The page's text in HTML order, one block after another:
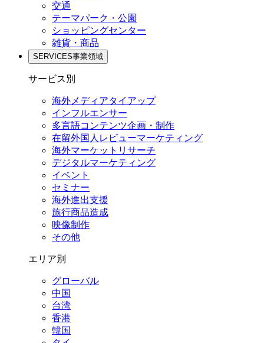
交通
テーマパーク・公園
ショッピングセンター
雑貨・商品
SERVICES事業領域
サービス別
海外メディアタイアップ
インフルエンサー
多言語コンテンツ企画・制作
在留外国⼈レビューマーケティング
海外マーケットリサーチ
デジタルマーケティング
イベント
セミナー
海外進出支援
旅行商品造成
映像制作
その他
エリア別
グローバル
中国
台湾
香港
韓国